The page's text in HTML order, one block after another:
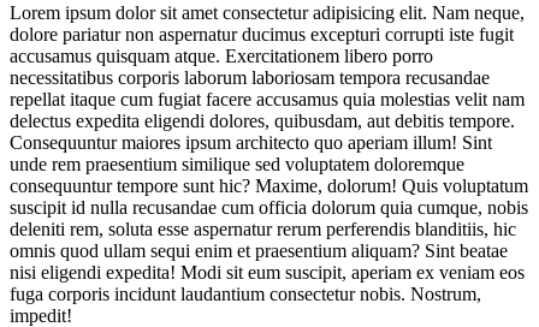
Lorem ipsum dolor sit amet consectetur adipisicing elit. Nam neque,
dolore pariatur non aspernatur ducimus excepturi corrupti iste fugit
accusamus quisquam atque. Exercitationem libero porro
necessitatibus corporis laborum laboriosam tempora recusandae
repellat itaque cum fugiat facere accusamus quia molestias velit nam
delectus expedita eligendi dolores, quibusdam, aut debitis tempore.
Consequuntur maiores ipsum architecto quo aperiam illum! Sint
unde rem praesentium similique sed voluptatem doloremque
consequuntur tempore sunt hic? Maxime, dolorum! Quis voluptatum
suscipit id nulla recusandae cum officia dolorum quia cumque, nobis
deleniti rem, soluta esse aspernatur rerum perferendis blanditiis, hic
omnis quod ullam sequi enim et praesentium aliquam? Sint beatae
nisi eligendi expedita! Modi sit eum suscipit, aperiam ex veniam eos
fuga corporis incidunt laudantium consectetur nobis. Nostrum,
impedit!